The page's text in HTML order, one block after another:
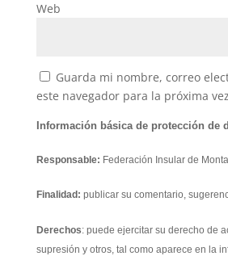
Web
Guarda mi nombre, correo
este navegador para la próxima
Información básica de protección de
Responsable: Federación Insular de
Finalidad: publicar su comentario,
Derechos: puede ejercitar su derecho de
supresión y otros, tal como aparece en la